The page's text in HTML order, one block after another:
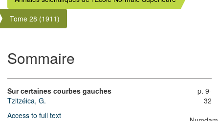
Tome 28 (1911)
Sommaire
Sur certaines courbes gauches
Tzitzéica, G.
Access to full text
p. 9-
32